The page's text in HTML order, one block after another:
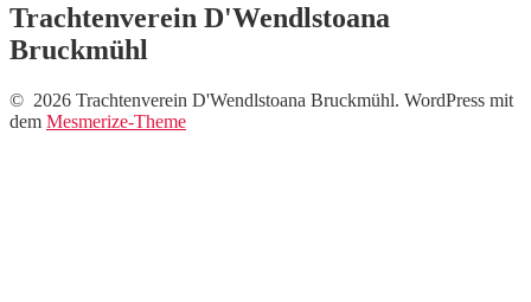
Trachtenverein D'Wendlstoana
Bruckmühl
© 2026 Trachtenverein D'Wendlstoana Bruckmühl. WordPress mit
dem Mesmerize-Theme